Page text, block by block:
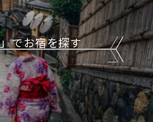
でお宿を探す